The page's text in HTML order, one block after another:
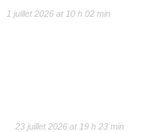
1 juillet 2026 at 10 h 02 min
23 juillet 2026 at 19 h 23 min